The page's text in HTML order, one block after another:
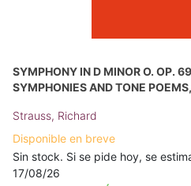
SYMPHONY IN D MINOR O. OP.
SYMPHONIES AND TONE
Strauss, Richard
Disponible en breve
Sin stock. Si se pide hoy, se
17/08/26